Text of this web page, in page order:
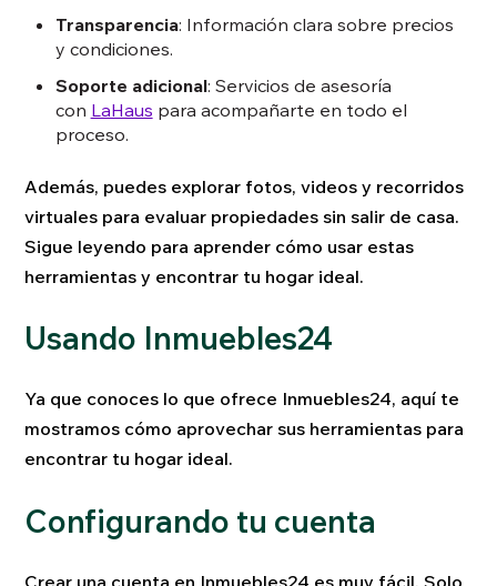
Transparencia: Información clara sobre precios
y condiciones.
Soporte adicional: Servicios de asesoría
con LaHaus para acompañarte en todo el
proceso.
Además, puedes explorar fotos, videos y recorridos
virtuales para evaluar propiedades sin salir de casa.
Sigue leyendo para aprender cómo usar estas
herramientas y encontrar tu hogar ideal.
Usando Inmuebles24
Ya que conoces lo que ofrece Inmuebles24, aquí te
mostramos cómo aprovechar sus herramientas para
encontrar tu hogar ideal.
Configurando tu cuenta